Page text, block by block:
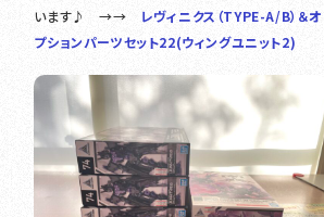
います♪ →→
レヴィニクス（TYPE-A/B）＆オ
プションパーツセット22(ウィングユニット2)